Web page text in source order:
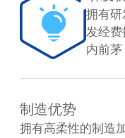
拥有研
发经费
内前茅
制造优势
拥有高柔性的制造